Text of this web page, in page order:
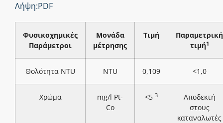
Λήψη:PDF
Φυσικοχημικές
Παράμετροι
Μονάδα
μέτρησης
Τιμή
Παραμετρική
τιμή1
Θολότητα NTU NTU 0,109 <1,0
Χρώμα
mg/l Pt-
Co
<5 3
Αποδεκτή
στους
καταναλωτές